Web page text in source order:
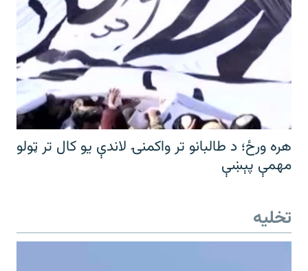
هره ورځ؛ د طالبانو تر واکمنۍ لاندې یو کال تر ټولو
مهمې پېښې
تخلیه